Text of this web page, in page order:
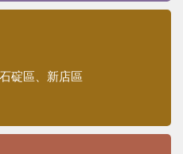
碇區、新店區